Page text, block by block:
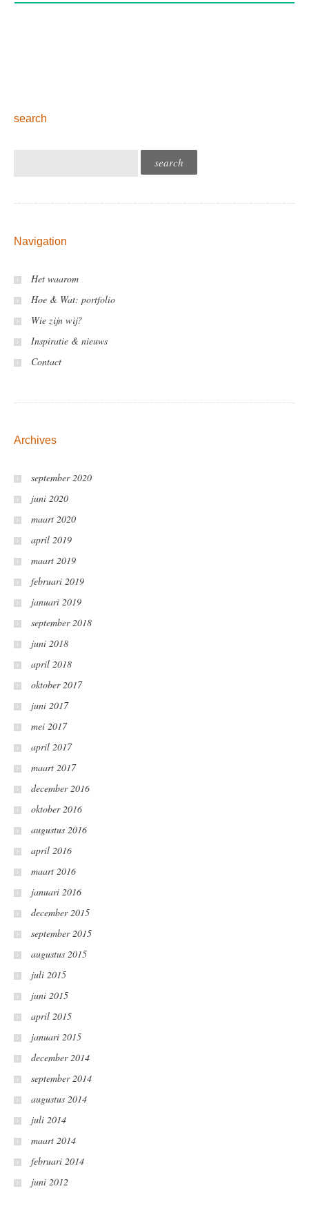
search
Navigation
Het waarom
Hoe & Wat: portfolio
Wie zijn wij?
Inspiratie & nieuws
Contact
Archives
september 2020
juni 2020
maart 2020
april 2019
maart 2019
februari 2019
januari 2019
september 2018
juni 2018
april 2018
oktober 2017
juni 2017
mei 2017
april 2017
maart 2017
december 2016
oktober 2016
augustus 2016
april 2016
maart 2016
januari 2016
december 2015
september 2015
augustus 2015
juli 2015
juni 2015
april 2015
januari 2015
december 2014
september 2014
augustus 2014
juli 2014
maart 2014
februari 2014
juni 2012